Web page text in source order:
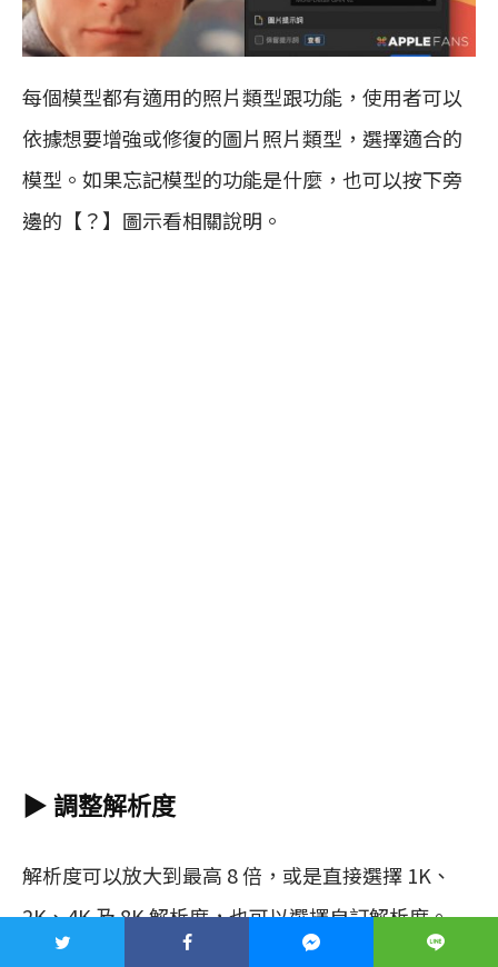
每個模型都有適用的照片類型跟功能，使用者可以
依據想要增強或修復的圖片照片類型，選擇適合的
模型。如果忘記模型的功能是什麼，也可以按下旁
邊的【？】圖示看相關說明。
▶︎ 調整解析度
解析度可以放大到最高 8 倍，或是直接選擇 1K、
2K、4K 及 8K 解析度，也可以選擇自訂解析度。